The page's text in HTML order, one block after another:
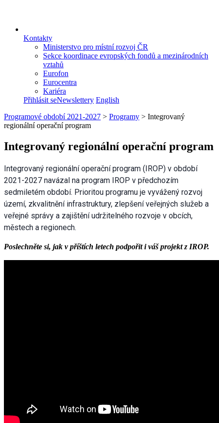
Kontakty
Ministerstvo pro místní rozvoj ČR
Sekce koordinace evropských fondů a mezinárodních
vztahů
Eurofon
Eurocentra
Kariéra
Přihlásit seNewslettery English
Programové období 2021-2027 > Programy > Integrovaný
regionální operační program
Integrovaný regionální operační program
Integrovaný regionální operační program (IROP) v období
2021-2027 navázal na program IROP v předchozím
sedmiletém období. Prioritou programu je vyvážený rozvoj
území, zkvalitnění infrastruktury, zlepšení veřejných služeb a
veřejné správy a zajištění udržitelného rozvoje v obcích,
městech a regionech.
Poslechněte si, jak v příštích letech podpořit i váš projekt z IROP.